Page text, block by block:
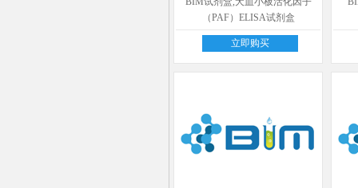
（PAF）ELISA试剂盒
立即购买